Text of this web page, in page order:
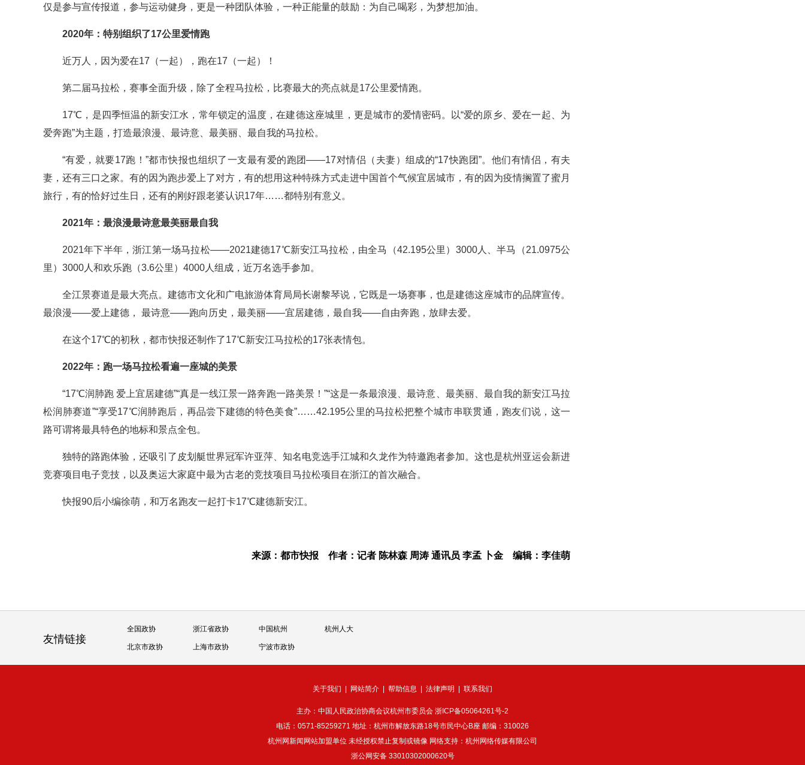
仅是参与宣传报道，参与运动健身，更是一种团队体验，一种正能量的鼓励：为自己喝彩，为梦想加油。
2020年：特别组织了17公里爱情跑
近万人，因为爱在17（一起），跑在17（一起）！
第二届马拉松，赛事全面升级，除了全程马拉松，比赛最大的亮点就是17公里爱情跑。
17℃，是四季恒温的新安江水，常年锁定的温度，在建德这座城里，更是城市的爱情密码。以“爱的原乡、爱在一起、为
爱奔跑”为主题，打造最浪漫、最诗意、最美丽、最自我的马拉松。
“有爱，就要17跑！”都市快报也组织了一支最有爱的跑团——17对情侣（夫妻）组成的“17快跑团”。他们有情侣，有夫
妻，还有三口之家。有的因为跑步爱上了对方，有的想用这种特殊方式走进中国首个气候宜居城市，有的因为疫情搁置了蜜月
旅行，有的恰好过生日，还有的刚好跟老婆认识17年……都特别有意义。
2021年：最浪漫最诗意最美丽最自我
2021年下半年，浙江第一场马拉松——2021建德17℃新安江马拉松，由全马（42.195公里）3000人、半马（21.0975公
里）3000人和欢乐跑（3.6公里）4000人组成，近万名选手参加。
全江景赛道是最大亮点。建德市文化和广电旅游体育局局长谢黎琴说，它既是一场赛事，也是建德这座城市的品牌宣传。
最浪漫——爱上建德， 最诗意——跑向历史，最美丽——宜居建德，最自我——自由奔跑，放肆去爱。
在这个17℃的初秋，都市快报还制作了17℃新安江马拉松的17张表情包。
2022年：跑一场马拉松看遍一座城的美景
“17℃润肺跑 爱上宜居建德”“真是一线江景一路奔跑一路美景！”“这是一条最浪漫、最诗意、最美丽、最自我的新安江马拉
松润肺赛道”“享受17℃润肺跑后，再品尝下建德的特色美食”……42.195公里的马拉松把整个城市串联贯通，跑友们说，这一
路可谓将最具特色的地标和景点全包。
独特的路跑体验，还吸引了皮划艇世界冠军许亚萍、知名电竞选手江城和久龙作为特邀跑者参加。这也是杭州亚运会新进
竞赛项目电子竞技，以及奥运大家庭中最为古老的竞技项目马拉松项目在浙江的首次融合。
快报90后小编徐萌，和万名跑友一起打卡17℃建德新安江。
来源：都市快报 作者：记者 陈林森 周涛 通讯员 李孟 卜金 编辑：李佳萌
友情链接
全国政协 浙江省政协 中国杭州 杭州人大
北京市政协 上海市政协 宁波市政协
关于我们 网站简介 帮助信息 法律声明 联系我们
主办：中国人民政治协商会议杭州市委员会 浙ICP备05064261号-2
电话：0571-85259271 地址：杭州市解放东路18号市民中心B座 邮编：310026
杭州网新闻网站加盟单位 未经授权禁止复制或镜像 网络支持：杭州网络传媒有限公司
浙公网安备 33010302000620号